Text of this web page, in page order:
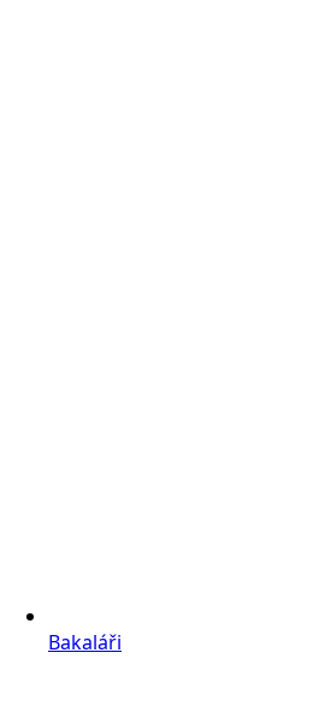
Bakaláři